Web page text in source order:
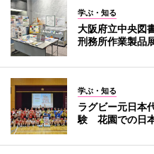
学ぶ・知る
大阪府立中央図
刑務所作業製品
学ぶ・知る
ラグビー元日本
験 花園での日